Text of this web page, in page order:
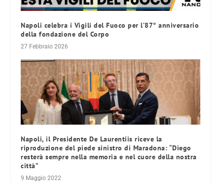
Napoli celebra i Vigili del Fuoco per l’87° anniversario
della fondazione del Corpo
27 Febbraio 2026
Napoli, il Presidente De Laurentiis riceve la
riproduzione del piede sinistro di Maradona: “Diego
resterà sempre nella memoria e nel cuore della nostra
città”
9 Maggio 2022